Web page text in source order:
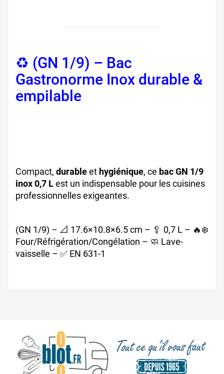
♻️ (GN 1/9) – Bac
Gastronorme Inox durable &
empilable
Compact, durableet hygiénique, ce bac GN 1/9
inox 0,7 Lest un indispensable pour les cuisines
professionnelles exigeantes.
(GN 1/9) – 📐 17.6×10.8×6.5 cm – 🥄 0,7 L – 🔥❄️
Four/Réfrigération/Congélation – 🧼 Lave-
vaisselle – ✅ EN 631-1